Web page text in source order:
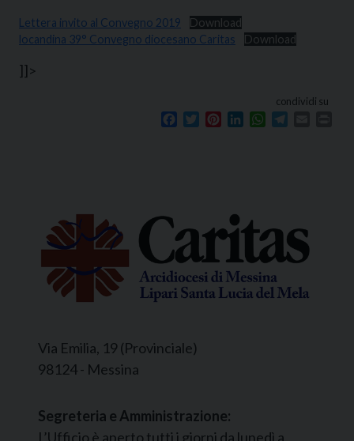
Lettera invito al Convegno 2019
Download
locandina 39° Convegno diocesano Caritas
Download
]]>
condividi su
Facebook
TwitterPinterestLinkedInWhatsApp
Via Emilia, 19 (Provinciale)
98124 - Messina
Segreteria e Amministrazione:
L’Ufficio è aperto tutti i giorni da lunedì a